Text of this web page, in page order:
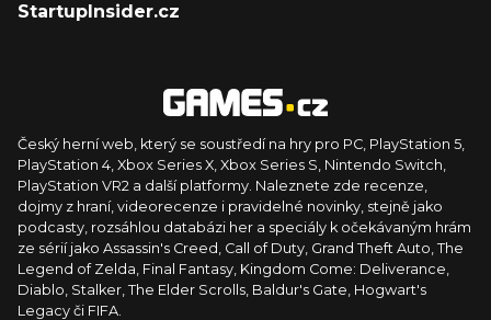
StartupInsider.cz
Český herní web, který se soustředí na hry pro PC, PlayStation 5,
PlayStation 4, Xbox Series X, Xbox Series S, Nintendo Switch,
PlayStation VR2 a další platformy. Naleznete zde recenze,
dojmy z hraní, videorecenze i pravidelné novinky, stejně jako
podcasty, rozsáhlou databázi her a speciály k očekávaným hrám
ze sérií jako Assassin's Creed, Call of Duty, Grand Theft Auto, The
Legend of Zelda, Final Fantasy, Kingdom Come: Deliverance,
Diablo, Stalker, The Elder Scrolls, Baldur's Gate, Hogwart's
Legacy či FIFA.